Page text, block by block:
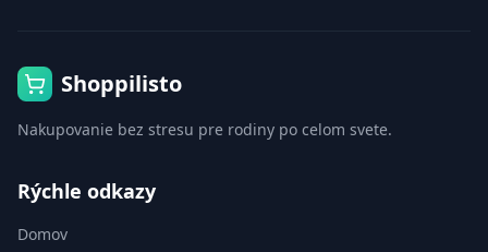
Shoppilisto
Nakupovanie bez stresu pre rodiny po celom svete.
Rýchle odkazy
Domov